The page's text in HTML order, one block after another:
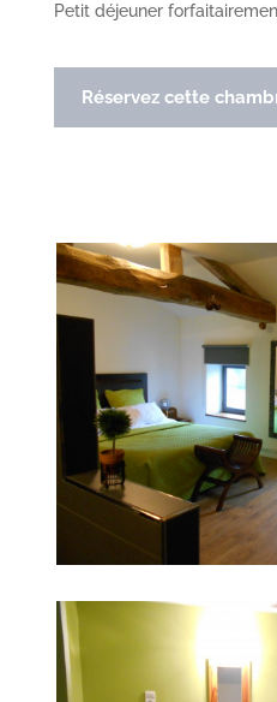
Petit déjeuner
Réservez cette